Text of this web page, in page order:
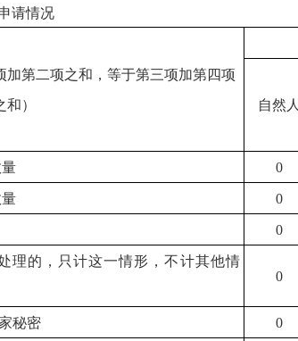
请情况
加第二项之和，等于第三项加第四项
和）
自然人
0
0
0
理的，只计这一情形，不计其他情
0
秘密 0